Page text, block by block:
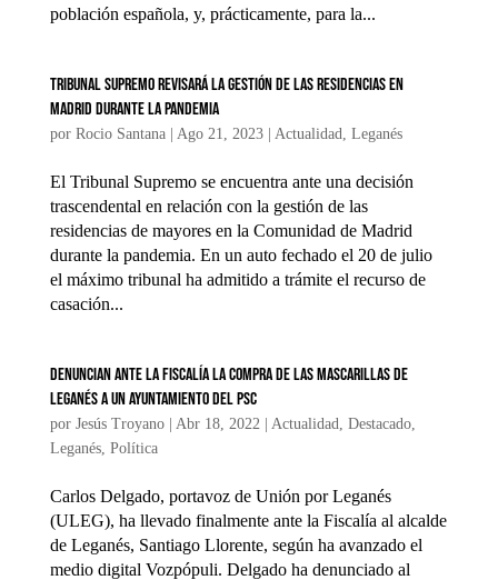
población española, y, prácticamente, para la...
Tribunal Supremo revisará la gestión de las residencias en
Madrid durante la pandemia
por Rocio Santana| Ago 21, 2023| Actualidad Leganés
El Tribunal Supremo se encuentra ante una decisión
trascendental en relación con la gestión de las
residencias de mayores en la Comunidad de Madrid
durante la pandemia. En un auto fechado el 20 de julio
el máximo tribunal ha admitido a trámite el recurso de
casación...
Denuncian ante la Fiscalía la compra de las mascarillas de
Leganés a un Ayuntamiento del PSC
por Jesús Troyano| Abr 18, 2022 | Actualidad Destacado,
Leganés, Política
Carlos Delgado, portavoz de Unión por Leganés
(ULEG), ha llevado finalmente ante la Fiscalía al alcalde
de Leganés, Santiago Llorente, según ha avanzado el
medio digital Vozpópuli. Delgado ha denunciado al